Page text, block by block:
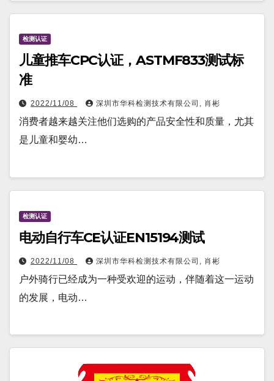
检测认证
儿童推车CPC认证，ASTMF833测试标
准
2022/11/08 深圳市华科检测技术有限公司, 肖彬
消费者越来越关注他们选购的产品安全性和质量，尤其
是儿童和婴幼…
检测认证
电动自行车CE认证EN15194测试
2022/11/08 深圳市华科检测技术有限公司, 肖彬
户外骑行已经成为一种受欢迎的运动，伴随着这一运动
的发展，电动…